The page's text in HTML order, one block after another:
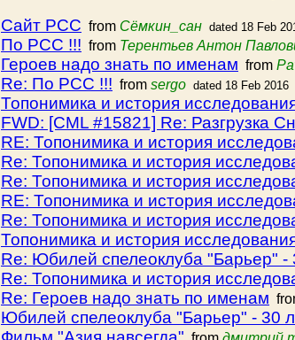
Сайт РСС from Сёмкин_сан dated 18 Feb
По РСС !!! from Терентьев Антон
Героев надо знать по именам from
Re: По РСС !!! from sergo dated 18 Feb 2016
Топонимика и история
FWD: [CML #15821] Re: Разгрузка
RE: Топонимика и история
Re: Топонимика и история
Re: Топонимика и история
RE: Топонимика и история
Re: Топонимика и история
Топонимика и история
Re: Юбилей спелеоклуба "Барьер" -
Re: Топонимика и история
Re: Героев надо знать по именам
Юбилей спелеоклуба "Барьер" - 30